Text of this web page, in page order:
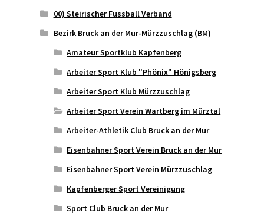
00) Steirischer Fussball Verband
Bezirk Bruck an der Mur-Mürzzuschlag (BM)
Amateur Sportklub Kapfenberg
Arbeiter Sport Klub "Phönix" Hönigsberg
Arbeiter Sport Klub Mürzzuschlag
Arbeiter Sport Verein Wartberg im Mürztal
Arbeiter-Athletik Club Bruck an der Mur
Eisenbahner Sport Verein Bruck an der Mur
Eisenbahner Sport Verein Mürzzuschlag
Kapfenberger Sport Vereinigung
Sport Club Bruck an der Mur